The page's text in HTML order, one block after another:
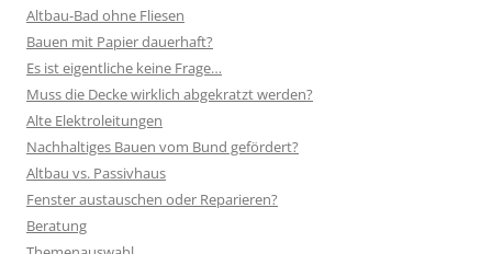
Altbau-Bad ohne Fliesen
Bauen mit Papier dauerhaft?
Es ist eigentliche keine Frage…
Muss die Decke wirklich abgekratzt werden?
Alte Elektroleitungen
Nachhaltiges Bauen vom Bund gefördert?
Altbau vs. Passivhaus
Fenster austauschen oder Reparieren?
Beratung